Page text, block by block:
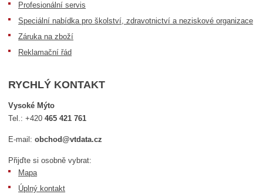
Profesionální servis
Speciální nabídka pro školství, zdravotnictví a neziskové organizace
Záruka na zboží
Reklamační řád
RYCHLÝ KONTAKT
Vysoké Mýto
Tel.:+420465 421 761
E-mail:obchod@vtdata.cz
Přijďte si osobně vybrat:
Mapa
Úplný kontakt